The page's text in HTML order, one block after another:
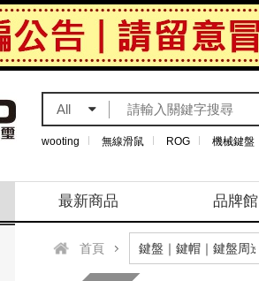
All
wooting 無線滑鼠 ROG 機械鍵盤
最新商品 品牌館
首頁